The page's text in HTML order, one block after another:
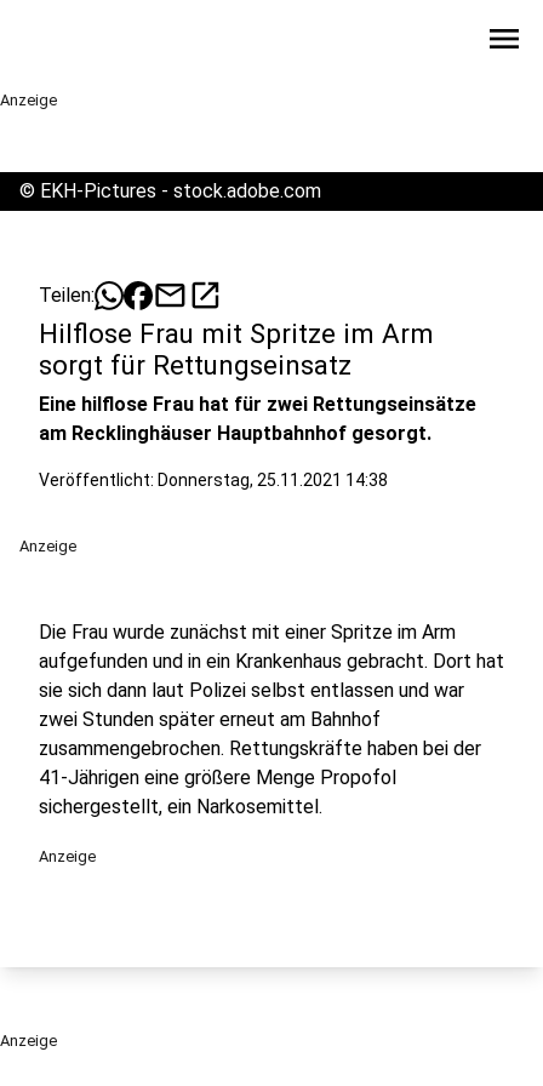
menu
Anzeige
© EKH-Pictures - stock.adobe.com
Teilen: mailopen_in_new
Hilflose Frau mit Spritze im Arm
sorgt für Rettungseinsatz
Eine hilflose Frau hat für zwei Rettungseinsätze
am Recklinghäuser Hauptbahnhof gesorgt.
Veröffentlicht: Donnerstag, 25.11.2021 14:38
Anzeige
Die Frau wurde zunächst mit einer Spritze im Arm
aufgefunden und in ein Krankenhaus gebracht. Dort hat
sie sich dann laut Polizei selbst entlassen und war
zwei Stunden später erneut am Bahnhof
zusammengebrochen. Rettungskräfte haben bei der
41-Jährigen eine größere Menge Propofol
sichergestellt, ein Narkosemittel.
Anzeige
Anzeige